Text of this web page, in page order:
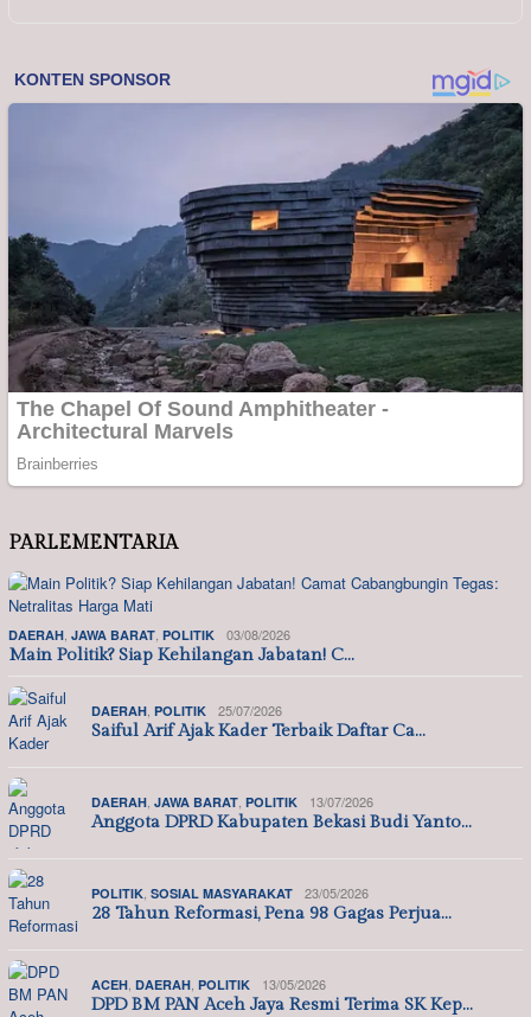
PARLEMENTARIA
DAERAH, JAWA BARAT, POLITIK 03/08/2026
Main Politik? Siap Kehilangan Jabatan! C…
DAERAH, POLITIK 25/07/2026
Saiful Arif Ajak Kader Terbaik Daftar Ca…
DAERAH, JAWA BARAT, POLITIK 13/07/2026
Anggota DPRD Kabupaten Bekasi Budi Yanto…
POLITIK, SOSIAL MASYARAKAT 23/05/2026
28 Tahun Reformasi, Pena 98 Gagas Perjua…
ACEH, DAERAH, POLITIK 13/05/2026
DPD BM PAN Aceh Jaya Resmi Terima SK Kep…